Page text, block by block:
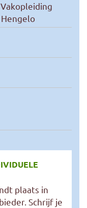
plaats in
Schrijf je